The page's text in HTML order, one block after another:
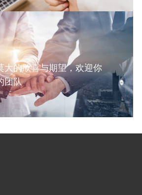
大的欣喜与期望，欢迎你
团队